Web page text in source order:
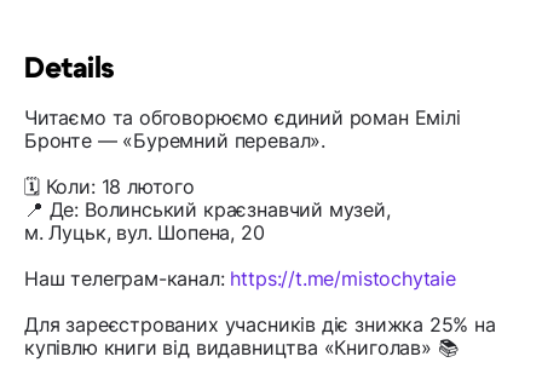
Details
Читаємо та обговорюємо єдиний роман Емілі
Бронте — «Буремний перевал».
🗓 Коли: 18 лютого
📍 Де: Волинський краєзнавчий музей,
м. Луцьк, вул. Шопена, 20
Наш телеграм-канал: https://t.me/mistochytaie
Для зареєстрованих учасників діє знижка 25% на
купівлю книги від видавництва «Книголав» 📚